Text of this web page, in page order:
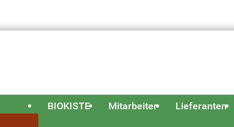
BIOKISTE Mitarbeiter Lieferanten